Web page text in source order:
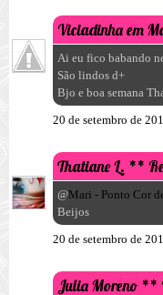
Viciadinha em
Ai eu fico babando
São lindos d+
Bjo e boa semana
20 de setembro de
Thatiane L. **
@Mari - Ponto Cor
Beijos
20 de setembro de
Julia Moreno **